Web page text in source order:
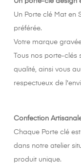
Un Porte clé Mat en
préférée.
Votre marque
Tous nos porte-
qualité, ainsi vous
respectueux de
Confection
Chaque Porte clé
dans notre atelier
produit unique.